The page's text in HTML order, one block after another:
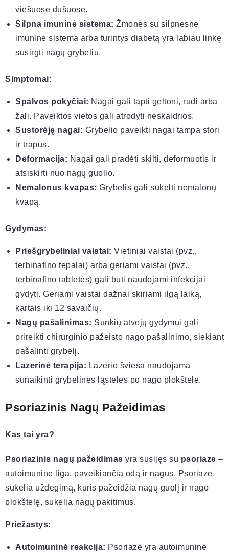
viešuose dušuose.
Silpna imuninė sistema: Žmonės su silpnesne
imunine sistema arba turintys diabetą yra labiau linkę
susirgti nagų grybeliu.
Simptomai:
Spalvos pokyčiai: Nagai gali tapti geltoni, rudi arba
žali. Paveiktos vietos gali atrodyti neskaidrios.
Sustorėję nagai: Grybelio paveikti nagai tampa stori
ir trapūs.
Deformacija: Nagai gali pradėti skilti, deformuotis ir
atsiskirti nuo nagų guolio.
Nemalonus kvapas: Grybelis gali sukelti nemalonų
kvapą.
Gydymas:
Priešgrybeliniai vaistai: Vietiniai vaistai (pvz.,
terbinafino tepalai) arba geriami vaistai (pvz.,
terbinafino tabletės) gali būti naudojami infekcijai
gydyti. Geriami vaistai dažnai skiriami ilgą laiką,
kartais iki 12 savaičių.
Nagų pašalinimas: Sunkių atvejų gydymui gali
prireikti chirurginio pažeisto nago pašalinimo, siekiant
pašalinti grybelį.
Lazerinė terapija: Lazerio šviesa naudojama
sunaikinti grybelines ląsteles po nago plokštele.
Psoriazinis Nagų Pažeidimas
Kas tai yra?
Psoriazinis nagų pažeidimas yra susijęs su psoriaze –
autoimunine liga, paveikiančia odą ir nagus. Psoriazė
sukelia uždegimą, kuris pažeidžia nagų guolį ir nago
plokštelę, sukelia nagų pakitimus.
Priežastys:
Autoimuninė reakcija: Psoriazė yra autoimuninė